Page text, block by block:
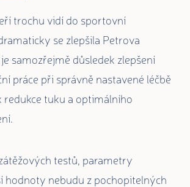
trochu vidí do sportovní
se zlepšila Petrova
samozřejmě důsledek zlepšení
práce při správně nastavené léčbě
redukce tuku a optimálního
testů, parametry
hodnoty nebudu z pochopitelných